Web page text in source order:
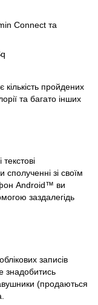
Connect та
пройдених
та багато інших
зі своїм
Android™ ви
заздалегідь
записів
знадобитись
(продаються